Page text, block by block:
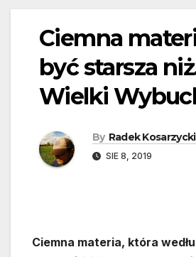
Ciemna
być starsza
Wielki
By Radek Kosarzycki
SIE 8, 2019
Ciemna materia, która